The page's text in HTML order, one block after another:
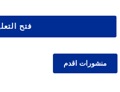
فتح
منشورات اقدم